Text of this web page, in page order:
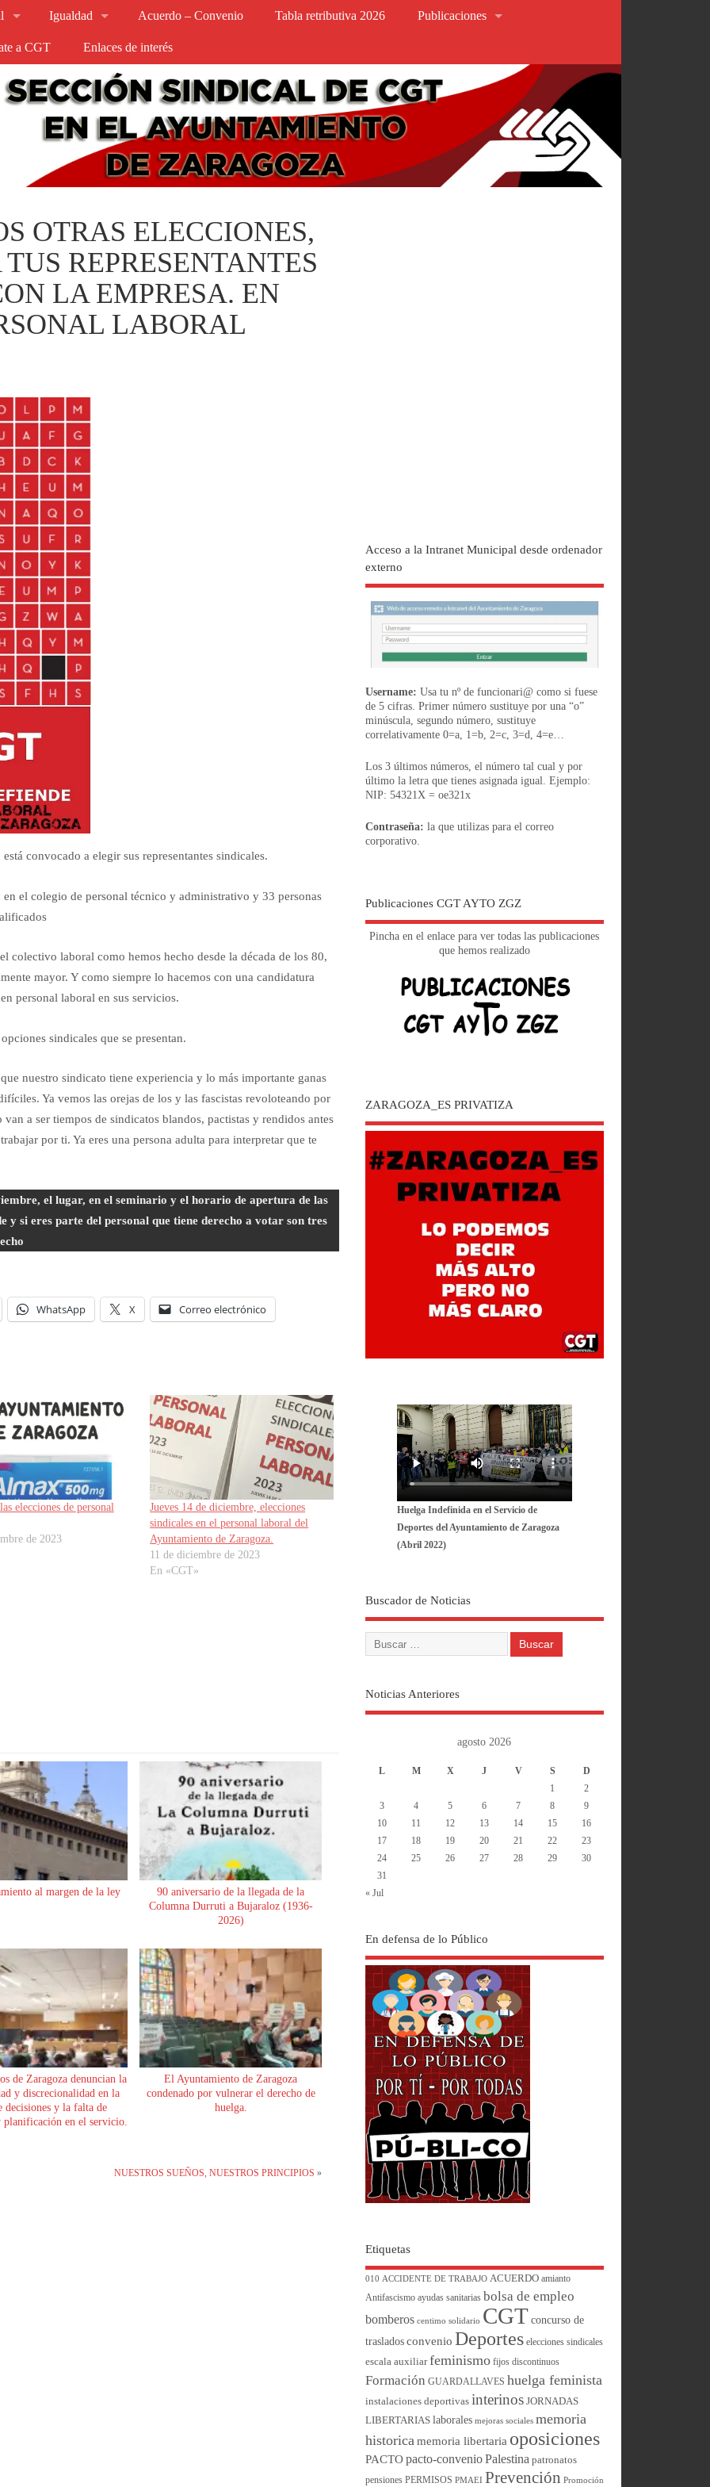
Igualdad Acuerdo – Convenio Tabla retributiva 2026 Publicaciones
a CGT Enlaces de interés
OTRAS ELECCIONES,
REPRESENTANTES
LA EMPRESA. EN
LABORAL
convocado a elegir sus representantes sindicales.
el colegio de personal técnico y administrativo y 33 personas
colectivo laboral como hemos hecho desde la década de los 80,
mayor. Y como siempre lo hacemos con una candidatura
personal laboral en sus servicios.
sindicales que se presentan.
nuestro sindicato tiene experiencia y lo más importante ganas
Ya vemos las orejas de los y las fascistas revoloteando por
a ser tiempos de sindicatos blandos, pactistas y rendidos antes
por ti. Ya eres una persona adulta para interpretar que te
el lugar, en el seminario y el horario de apertura de las
y si eres parte del personal que tiene derecho a votar son tres
WhatsApp X Correo electrónico
elecciones de personal
de 2023
Jueves 14 de diciembre, elecciones
sindicales en el personal laboral del
Ayuntamiento de Zaragoza.
11 de diciembre de 2023
En «CGT»
al margen de la ley
90 aniversario de la llegada de la
Columna Durruti a Bujaraloz (1936-
2026)
de Zaragoza denuncian la
y discrecionalidad en la
decisiones y la falta de
en el servicio.
El Ayuntamiento de Zaragoza
condenado por vulnerar el derecho de
huelga.
NUESTROS SUEÑOS, NUESTROS PRINCIPIOS »
Acceso a la Intranet Municipal desde ordenador
externo
Username: Usa tu nº de funcionari@ como si fuese
de 5 cifras. Primer número sustituye por una “o”
minúscula, segundo número, sustituye
correlativamente 0=a, 1=b, 2=c, 3=d, 4=e…
Los 3 últimos números, el número tal cual y por
último la letra que tienes asignada igual. Ejemplo:
NIP: 54321X = oe321x
Contraseña: la que utilizas para el correo
corporativo.
Publicaciones CGT AYTO ZGZ
Pincha en el enlace para ver todas las publicaciones
que hemos realizado
ZARAGOZA_ES PRIVATIZA
Huelga Indefinida en el Servicio de
Deportes del Ayuntamiento de Zaragoza
(Abril 2022)
Buscador de Noticias
Noticias Anteriores
agosto 2026
L M X J V S
D
1
2
3
4 5 6 7 8
9
10
11 12 13 14 15
16
17
18 19 20 21 22
23
24
25 26 27 28 29
30
31
« Jul
En defensa de lo Público
Etiquetas
010 ACCIDENTE DE TRABAJO ACUERDO amianto
Antifascismo ayudas sanitarias bolsa de empleo
bomberos centimo solidario CGT concurso de
traslados convenio Deportes elecciones sindicales
escala auxiliar feminismo fijos discontinuos
Formación GUARDALLAVES huelga feminista
instalaciones deportivas interinos JORNADAS
LIBERTARIAS laborales mejoras sociales memoria
historica memoria libertaria oposiciones
PACTO pacto-convenio Palestina patronatos
pensiones PERMISOS PMAEI Prevención Promoción